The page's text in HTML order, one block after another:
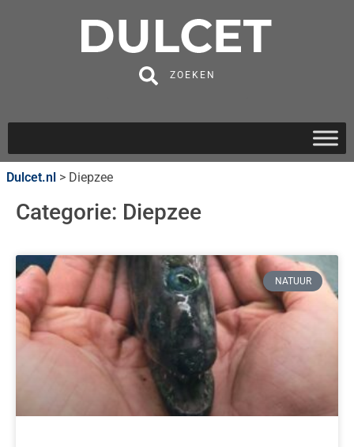
ZOEKEN
Dulcet.nl > Diepzee
Categorie: Diepzee
NATUUR